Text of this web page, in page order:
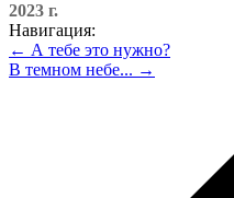
2023 г.
Навигация:
← А тебе это нужно?
В темном небе... →